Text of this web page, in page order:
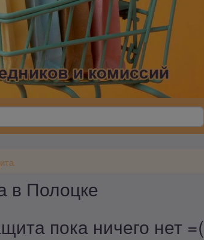
в Полоцке
пока ничего нет =(